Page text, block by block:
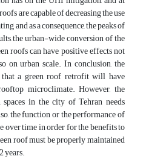
are capable of decreasing the use
and as a consequence, the peaks of
the urban-wide conversion of the
roofs can have positive effects not
on urban scale. In conclusion, the
a green roof retrofit will have
microclimate. However, the
in the city of Tehran needs
the function or the performance of
over time in order for the benefits to
roof must be properly maintained
years.